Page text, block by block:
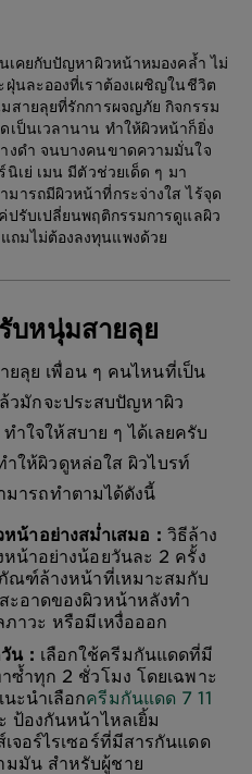
เคยกับปัญหาผิวหน้าหมองคล้ำ ไม่
นละอองที่เราต้องเผชิญในชีวิต
สายลุยที่รักการผจญภัย กิจกรรม
เป็นเวลานาน ทำให้ผิวหน้าก็ยิ่ง
งดำ จนบางคนขาดความมั่นใจ
เย่ เมน มีตัวช่วยเด็ด ๆ มา
ารถมีผิวหน้าที่กระจ่างใส ไร้จุด
ปรับเปลี่ยนพฤติกรรมการดูแลผิว
ถมไม่ต้องลงทุนแพงด้วย
บหนุ่มสายลุย
ยลุย เพื่อน ๆ คนไหนที่เป็น
วมักจะประสบปัญหาผิว
ำใจให้สบาย ๆ ได้เลยครับ
ำให้ผิวดูหล่อใส ผิวไบรท์
มารถทำตามได้ดังนี้
น้าอย่างสม่ำเสมอ : วิธีล้าง
น้าอย่างน้อยวันละ 2 ครั้ง
ณฑ์ล้างหน้าที่เหมาะสมกับ
ะอาดของผิวหน้าหลังทำ
าวะ หรือมีเหงื่อออก
น : เลือกใช้ครีมกันแดดที่มี
ซ้ำทุก 2 ชั่วโมง โดยเฉพาะ
ะนำเลือกครีมกันแดด 7 11
ป้องกันหน้าไหลเยิ้ม
จอร์ไรเซอร์ที่มีสารกันแดด
มัน สำหรับผู้ชาย